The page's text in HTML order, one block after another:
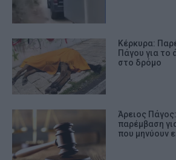
Κέρκυρα:
Πάγου για το
στο δρόμο
Άρειος
παρέμβαση
που μηνύουν